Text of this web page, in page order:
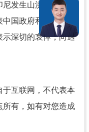
发生山洪和泥石流
中国政府和中国人
示深切的哀悼，向遇
互联网，不代表本
所有，如有对您造成